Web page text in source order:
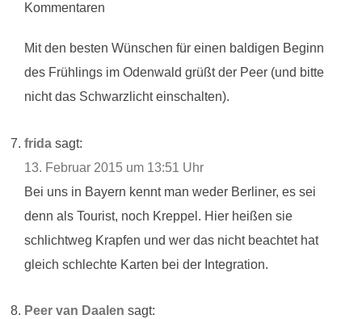
Kommentaren
Mit den besten Wünschen für einen baldigen Beginn
des Frühlings im Odenwald grüßt der Peer (und bitte
nicht das Schwarzlicht einschalten).
frida sagt:
13. Februar 2015 um 13:51 Uhr
Bei uns in Bayern kennt man weder Berliner, es sei
denn als Tourist, noch Kreppel. Hier heißen sie
schlichtweg Krapfen und wer das nicht beachtet hat
gleich schlechte Karten bei der Integration.
Peer van Daalen sagt: